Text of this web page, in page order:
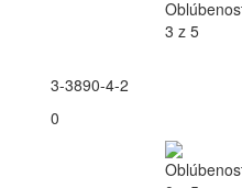
3-3890-4-2
0